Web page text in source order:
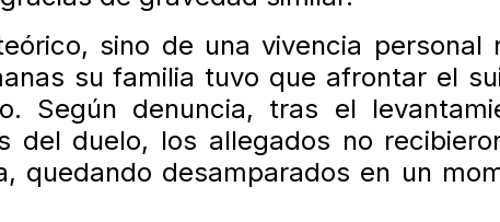
sino de una vivencia personal
su familia tuvo que afrontar el
Según denuncia, tras el
del duelo, los allegados no
quedando desamparados en un